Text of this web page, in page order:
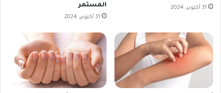
31 أكتوبر، 2024
المستمر
31 أكتوبر، 2024